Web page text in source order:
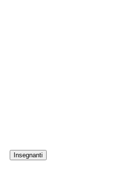
Insegnanti